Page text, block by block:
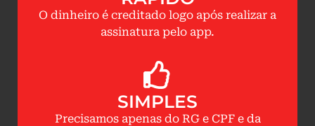
O dinheiro é creditado logo após realizar a
assinatura pelo app.
SIMPLES
Precisamos apenas do RG e CPF e da